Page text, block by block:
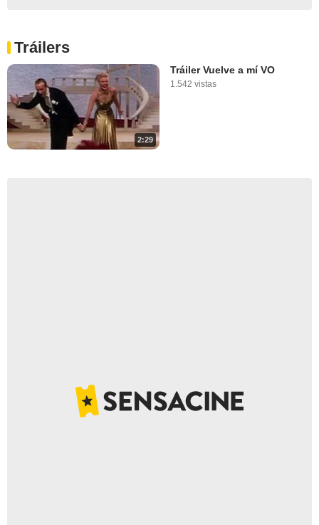
Tráilers
2:29
Tráiler Vuelve a mí VO
1.542 vistas